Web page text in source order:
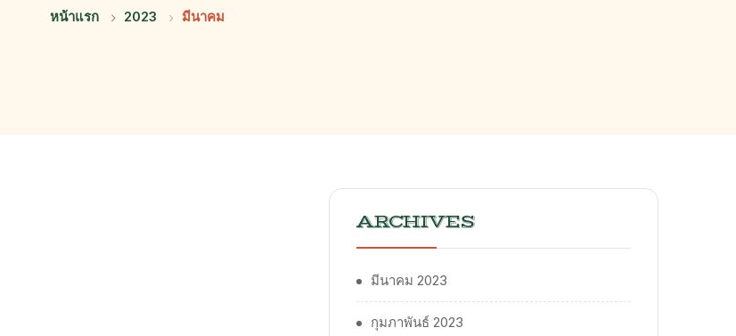
หน้าแรก 2023 มีนาคม
ARCHIVES
มีนาคม 2023
กุมภาพันธ์ 2023